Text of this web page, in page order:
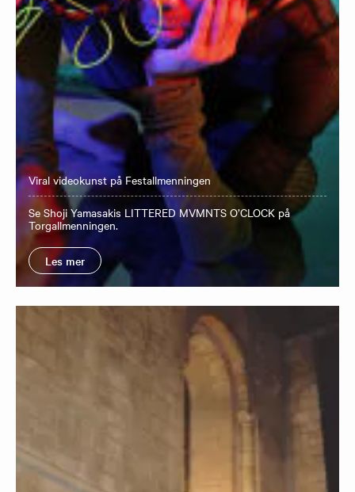
Viral videokunst på Festallmenningen
Se Shoji Yamasakis LITTERED MVMNTS O’CLOCK på
Torgallmenningen.
Les mer